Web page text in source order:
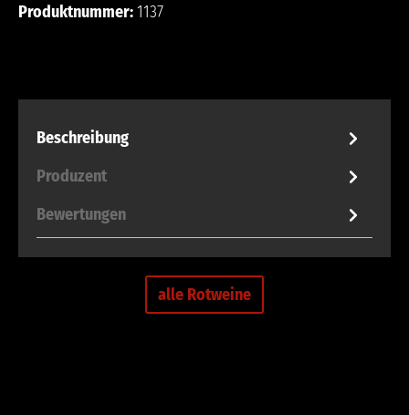
Produktnummer:1137
Beschreibung
Produzent
Bewertungen
alle Rotweine